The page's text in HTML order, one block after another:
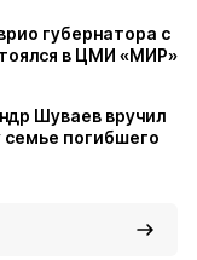
губернатора с
в ЦМИ «МИР»
Шуваев вручил
семье погибшего